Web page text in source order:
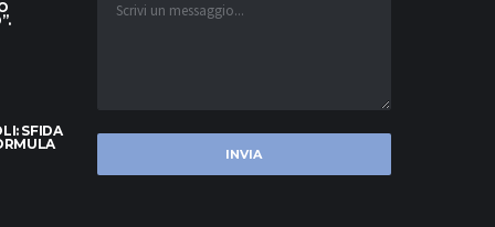
SFIDA